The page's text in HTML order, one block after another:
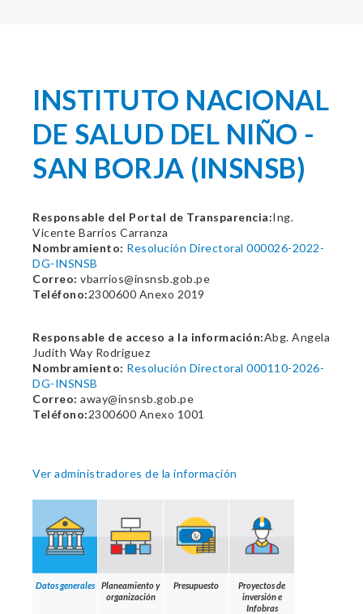
INSTITUTO NACIONAL
DE SALUD DEL NIÑO -
SAN BORJA (INSNSB)
Responsable del Portal de Transparencia:Ing.
Vicente Barrios Carranza
Nombramiento: Resolución Directoral 000026-2022-
DG-INSNSB
Correo: vbarrios@insnsb.gob.pe
Teléfono:2300600 Anexo 2019
Responsable de acceso a la información:Abg. Angela
Judith Way Rodriguez
Nombramiento: Resolución Directoral 000110-2026-
DG-INSNSB
Correo: away@insnsb.gob.pe
Teléfono:2300600 Anexo 1001
Ver administradores de la información
Datos generales
Planeamiento y
organización
Presupuesto
Proyectos de
inversión e
Infobras